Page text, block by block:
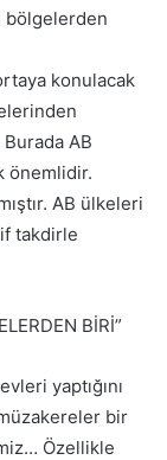
bölgelerden
konulacak
Burada AB
önemlidir.
AB ülkeleri
takdirle
BİRİ”
yaptığını
bir
Özellikle